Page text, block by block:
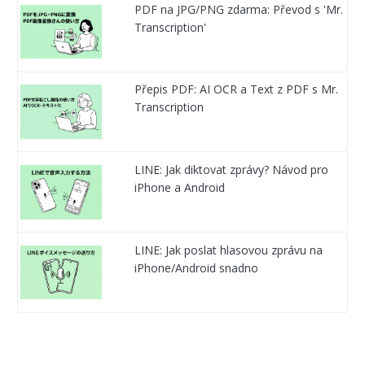
PDF na JPG/PNG zdarma: Převod s 'Mr.
Transcription'
Přepis PDF: AI OCR a Text z PDF s Mr.
Transcription
LINE: Jak diktovat zprávy? Návod pro
iPhone a Android
LINE: Jak poslat hlasovou zprávu na
iPhone/Android snadno